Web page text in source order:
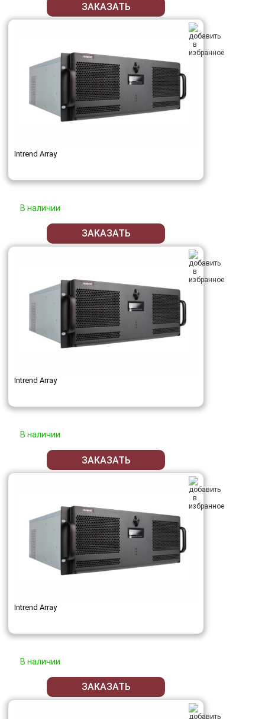
ЗАКАЗАТЬ
Intrend Array
В наличии
ЗАКАЗАТЬ
Intrend Array
В наличии
ЗАКАЗАТЬ
Intrend Array
В наличии
ЗАКАЗАТЬ